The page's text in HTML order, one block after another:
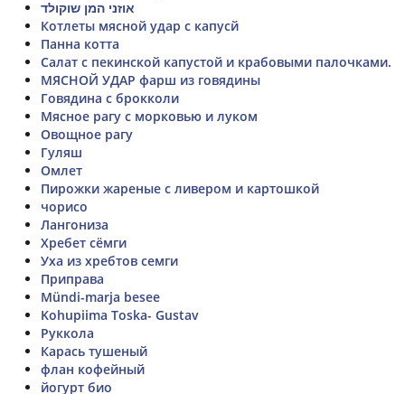
אוזני המן שוקולד
Котлеты мясной удар с капусй
Панна котта
Салат с пекинской капустой и крабовыми палочками.
МЯСНОЙ УДАР фарш из говядины
Говядина с брокколи
Мясное рагу с морковью и луком
Овощное рагу
Гуляш
Омлет
Пирожки жареные с ливером и картошкой
чорисо
Лангониза
Хребет сёмги
Уха из хребтов семги
Приправа
Mündi-marja besee
Kohupiima Toska- Gustav
Руккола
Карась тушеный
флан кофейный
йогурт био